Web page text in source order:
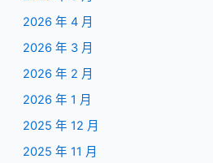
2026 年 4 月
2026 年 3 月
2026 年 2 月
2026 年 1 月
2025 年 12 月
2025 年 11 月